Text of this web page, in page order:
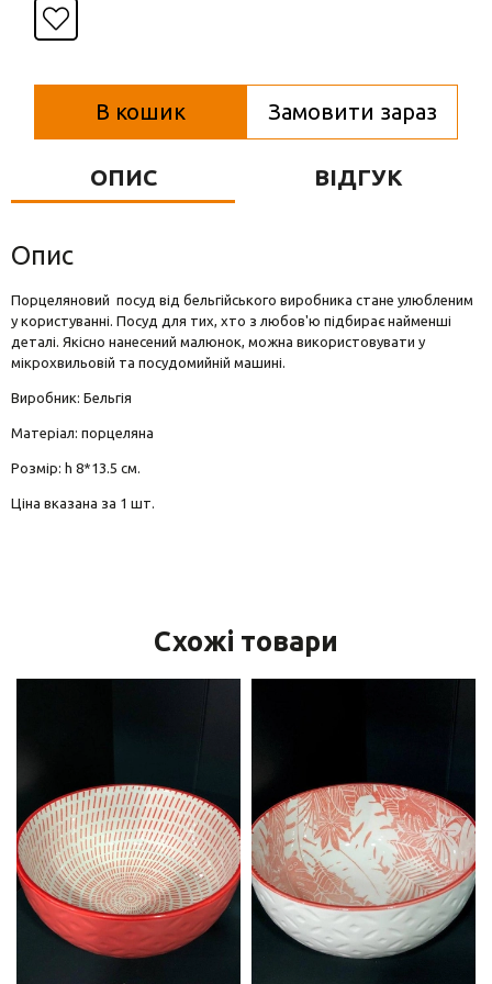
Вази для квітів
В кошик Замовити зараз
ОПИС ВІДГУК
Опис
Порцеляновий посуд від бельгійського виробника стане улюбленим
у користуванні. Посуд для тих, хто з любов'ю підбирає найменші
деталі. Якісно нанесений малюнок, можна використовувати у
мікрохвильовій та посудомийній машині.
Виробник: Бельгія
Матеріал: порцеляна
Розмір: h 8*13.5 см.
Ціна вказана за 1 шт.
Схожі товари